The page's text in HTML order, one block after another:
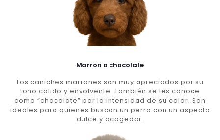
Marron o chocolate
Los caniches marrones son muy apreciados por su
tono cálido y envolvente. También se les conoce
como “chocolate” por la intensidad de su color. Son
ideales para quienes buscan un perro con un aspecto
dulce y acogedor.